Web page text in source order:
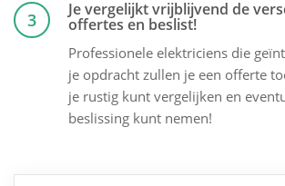
3 Je vergelijkt vrijblijvend de
offertes en beslist!
Professionele elektriciens die
je opdracht zullen je een offerte
je rustig kunt vergelijken en
beslissing kunt nemen!